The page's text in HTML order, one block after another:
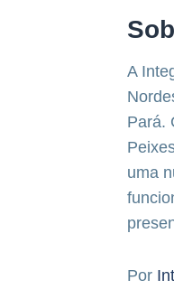
A
Pará.
uma
Por